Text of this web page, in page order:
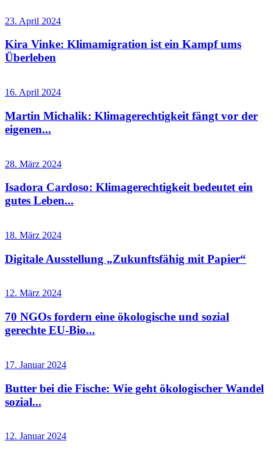
23. April 2024
Kira Vinke: Klimamigration ist ein Kampf ums
Überleben
16. April 2024
Martin Michalik: Klimagerechtigkeit fängt vor der
eigenen...
28. März 2024
Isadora Cardoso: Klimagerechtigkeit bedeutet ein
gutes Leben...
18. März 2024
Digitale Ausstellung „Zukunftsfähig mit Papier“
12. März 2024
70 NGOs fordern eine ökologische und sozial
gerechte EU-Bio...
17. Januar 2024
Butter bei die Fische: Wie geht ökologischer Wandel
sozial...
12. Januar 2024